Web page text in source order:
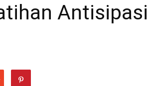
Antisipasi